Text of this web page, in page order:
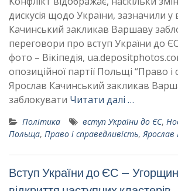
дискусія щодо України, зазначили у
Качинський закликав Варшаву
переговори про вступ України до
фото – Вікіпедія,
опозиційної партії Польщі “Право і
Ярослав Качинський закликав
заблокувати Читати далі …
Політика вступ України до ЄС,
Польща, Право і справедливість,Ярослав
Вступ України до ЄС –